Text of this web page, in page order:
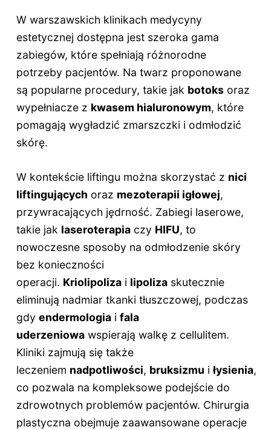
W warszawskich klinikach medycyny
estetycznej dostępna jest szeroka gama
zabiegów, które spełniają różnorodne
potrzeby pacjentów. Na twarz proponowane
są popularne procedury, takie jak botoksoraz
wypełniacze z kwasem hialuronowym, które
pomagają wygładzić zmarszczki i odmłodzić
skórę.
W kontekście liftingu można skorzystać z nici
liftingujących oraz mezoterapii igłowej,
przywracających jędrność. Zabiegi laserowe,
takie jak laseroterapiaczy HIFU, to
nowoczesne sposoby na odmłodzenie skóry
bez konieczności
operacji. Kriolipolizai lipolizaskutecznie
eliminują nadmiar tkanki tłuszczowej, podczas
gdy endermologiai fala
uderzeniowawspierają walkę z cellulitem.
Kliniki zajmują się także
leczeniem nadpotliwości, bruksizmu iłysienia,
co pozwala na kompleksowe podejście do
zdrowotnych problemów pacjentów. Chirurgia
plastyczna obejmuje zaawansowane operacje